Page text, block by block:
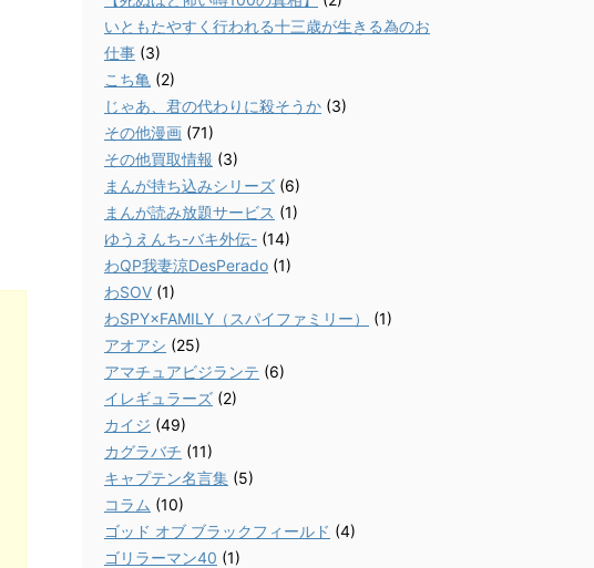
いともたやすく行われる十三歳が生きる為のお
仕事 (3)
こち亀 (2)
じゃあ、君の代わりに殺そうか (3)
その他漫画 (71)
その他買取情報 (3)
まんが持ち込みシリーズ (6)
まんが読み放題サービス (1)
ゆうえんち-バキ外伝- (14)
わQP我妻涼DesPerado (1)
わSOV (1)
わSPY×FAMILY（スパイファミリー）
(1)
アオアシ (25)
アマチュアビジランテ (6)
イレギュラーズ (2)
カイジ (49)
カグラバチ (11)
キャプテン名言集 (5)
コラム (10)
ゴッド オブ ブラックフィールド (4)
ゴリラーマン40 (1)